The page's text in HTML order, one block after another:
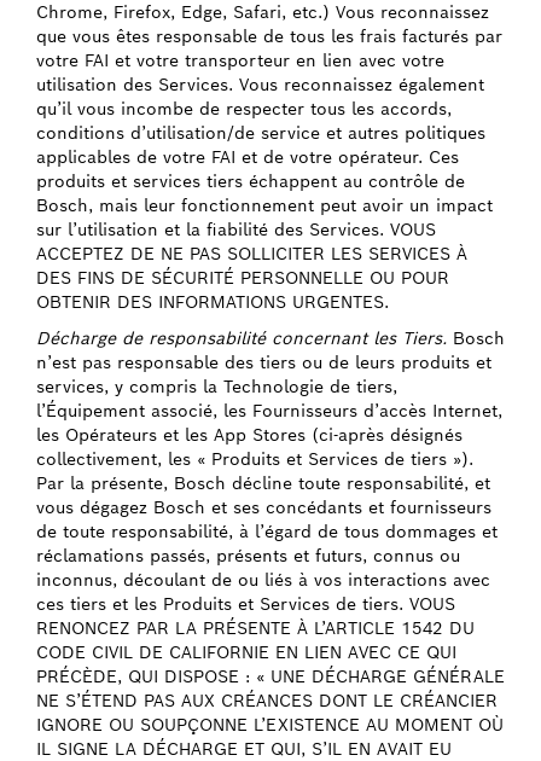
Chrome, Firefox, Edge, Safari, etc.) Vous reconnaissez
que vous êtes responsable de tous les frais facturés par
votre FAI et votre transporteur en lien avec votre
utilisation des Services. Vous reconnaissez également
qu’il vous incombe de respecter tous les accords,
conditions d’utilisation/de service et autres politiques
applicables de votre FAI et de votre opérateur. Ces
produits et services tiers échappent au contrôle de
Bosch, mais leur fonctionnement peut avoir un impact
sur l’utilisation et la fiabilité des Services. VOUS
ACCEPTEZ DE NE PAS SOLLICITER LES SERVICES À
DES FINS DE SÉCURITÉ PERSONNELLE OU POUR
OBTENIR DES INFORMATIONS URGENTES.
Décharge de responsabilité concernant les Tiers. Bosch
n’est pas responsable des tiers ou de leurs produits et
services, y compris la Technologie de tiers,
l’Équipement associé, les Fournisseurs d’accès Internet,
les Opérateurs et les App Stores (ci-après désignés
collectivement, les « Produits et Services de tiers »).
Par la présente, Bosch décline toute responsabilité, et
vous dégagez Bosch et ses concédants et fournisseurs
de toute responsabilité, à l’égard de tous dommages et
réclamations passés, présents et futurs, connus ou
inconnus, découlant de ou liés à vos interactions avec
ces tiers et les Produits et Services de tiers. VOUS
RENONCEZ PAR LA PRÉSENTE À L’ARTICLE 1542 DU
CODE CIVIL DE CALIFORNIE EN LIEN AVEC CE QUI
PRÉCÈDE, QUI DISPOSE : « UNE DÉCHARGE GÉNÉRALE
NE S’ÉTEND PAS AUX CRÉANCES DONT LE CRÉANCIER
IGNORE OU SOUPÇONNE L’EXISTENCE AU MOMENT OÙ
IL SIGNE LA DÉCHARGE ET QUI, S’IL EN AVAIT EU